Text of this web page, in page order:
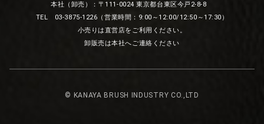
本社（卸売）：〒111-0024 東京都台東区今戸2-8-8
TEL 03-3875-1226（営業時間：9:00～12:00/12:50～17:30）
小売りは直営店をご利用ください。
卸販売は本社へご連絡ください
© KANAYA BRUSH INDUSTRY CO.,LTD